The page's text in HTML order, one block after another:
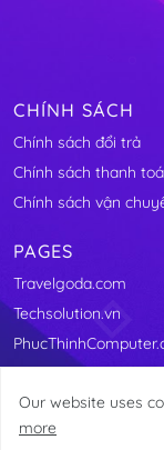
CHÍNH SÁCH
Chính sách đổi trả
Chính sách thanh
Chính sách vận
PAGES
Travelgoda.com
Techsolution.vn
Our website uses
more